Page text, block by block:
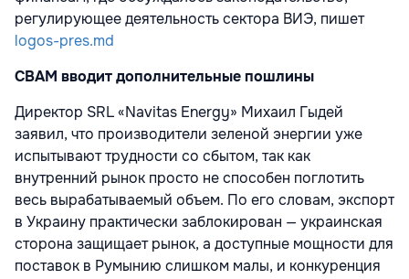
регулирующее деятельность сектора ВИЭ, пишет
logos-pres.md
CBAM вводит дополнительные пошлины
Директор SRL «Navitas Energy» Михаил Гыдей
заявил, что производители зеленой энергии уже
испытывают трудности со сбытом, так как
внутренний рынок просто не способен поглотить
весь вырабатываемый объем. По его словам, экспорт
в Украину практически заблокирован — украинская
сторона защищает рынок, а доступные мощности для
поставок в Румынию слишком малы, и конкуренция